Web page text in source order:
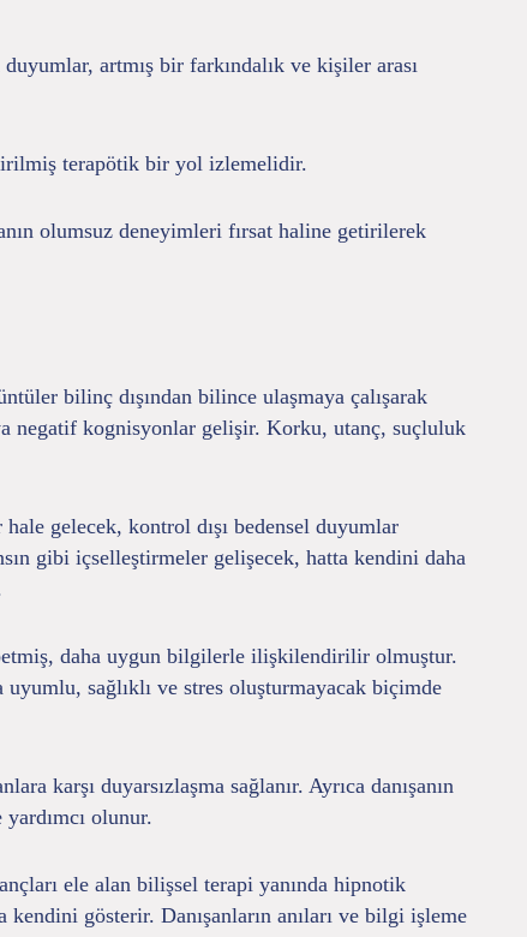
artmış bir farkındalık ve kişiler arası
terapötik bir yol izlemelidir.
olumsuz deneyimleri fırsat haline getirilerek
bilinç dışından bilince ulaşmaya çalışarak
negatif kognisyonlar gelişir. Korku, utanç, suçluluk
gelecek, kontrol dışı bedensel duyumlar
gibi içselleştirmeler gelişecek, hatta kendini daha
daha uygun bilgilerle ilişkilendirilir olmuştur.
sağlıklı ve stres oluşturmayacak biçimde
karşı duyarsızlaşma sağlanır. Ayrıca danışanın
olunur.
ele alan bilişsel terapi yanında hipnotik
gösterir. Danışanların anıları ve bilgi işleme